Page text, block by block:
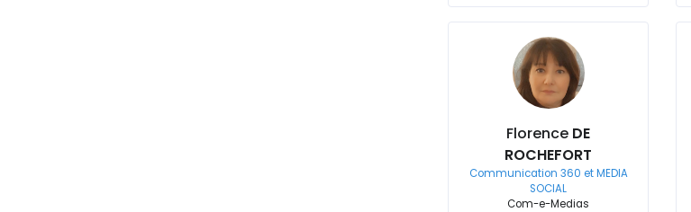
Florence DE
ROCHEFORT
Communication 360 et MEDIA
SOCIAL
Com-e-Medias